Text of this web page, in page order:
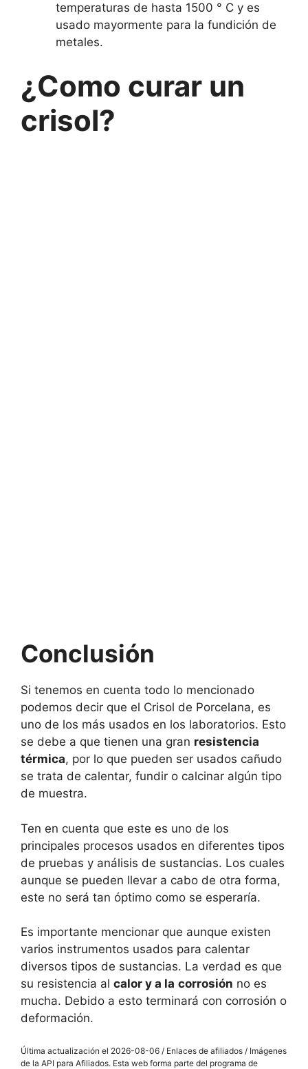
temperaturas de hasta 1500 ° C y es
usado mayormente para la fundición de
metales.
¿Como curar un
crisol?
Conclusión
Si tenemos en cuenta todo lo mencionado
podemos decir que el Crisol de Porcelana, es
uno de los más usados en los laboratorios. Esto
se debe a que tienen una gran resistencia
térmica, por lo que pueden ser usados cañudo
se trata de calentar, fundir o calcinar algún tipo
de muestra.
Ten en cuenta que este es uno de los
principales procesos usados en diferentes tipos
de pruebas y análisis de sustancias. Los cuales
aunque se pueden llevar a cabo de otra forma,
este no será tan óptimo como se esperaría.
Es importante mencionar que aunque existen
varios instrumentos usados para calentar
diversos tipos de sustancias. La verdad es que
su resistencia al calor y a la corrosión no es
mucha. Debido a esto terminará con corrosión o
deformación.
Última actualización el 2026-08-06 / Enlaces de afiliados / Imágenes
de la API para Afiliados. Esta web forma parte del programa de